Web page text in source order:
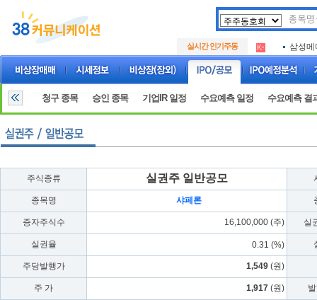
실시간 인기주동
.
아크로
삼성메
.
아크로
아하
청구 종목 승인 종목 기업IR 일정 수요예측 일정 수요예측 결
주식종류 실권주 일반공모
종목명 샤페론
증자주식수 16,100,000 (주) 실
실권율 0.31 (%)
주당발행가 1,549 (원)
주 가 1,917 (원)